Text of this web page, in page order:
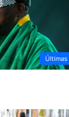
Últimas